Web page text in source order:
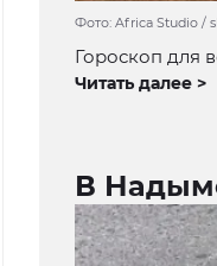
Фото: Africa Studio /
Гороскоп для
Читать далее >
В